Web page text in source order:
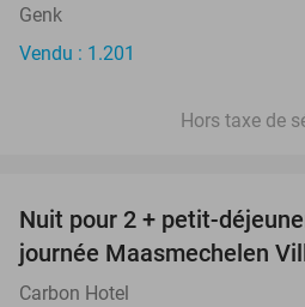
Genk
Vendu : 1.201
Hors taxe de
Nuit pour 2 + petit-
journée Maasmechelen
Carbon Hotel